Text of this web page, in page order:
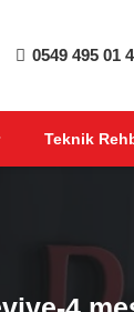
0549 495 01
Teknik